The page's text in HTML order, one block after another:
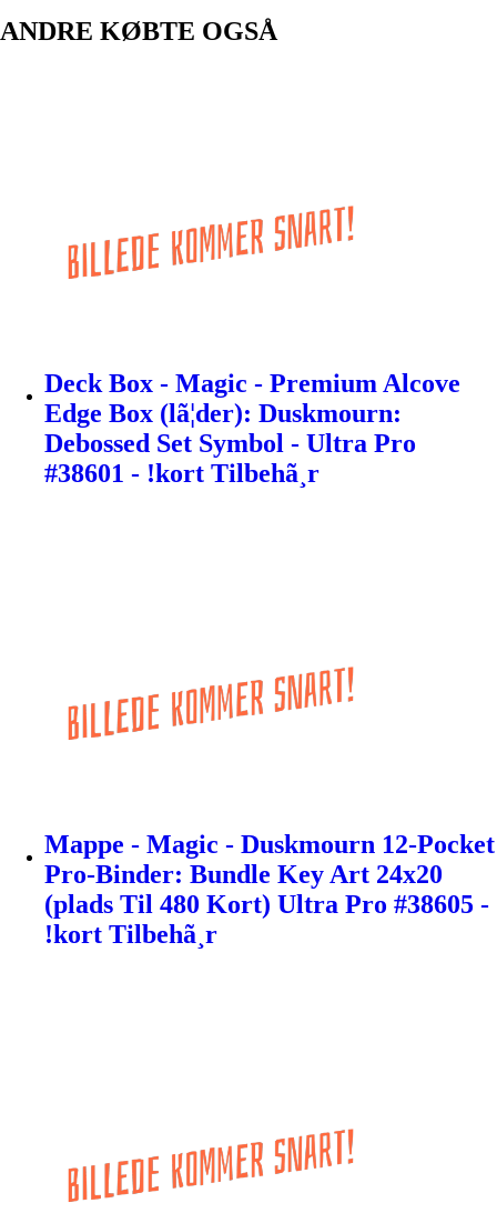
ANDRE KØBTE OGSÅ
Deck Box - Magic - Premium Alcove
Edge Box (lã¦der): Duskmourn:
Debossed Set Symbol - Ultra Pro
#38601 - !kort Tilbehã¸r
Mappe - Magic - Duskmourn 12-Pocket
Pro-Binder: Bundle Key Art 24x20
(plads Til 480 Kort) Ultra Pro #38605 -
!kort Tilbehã¸r